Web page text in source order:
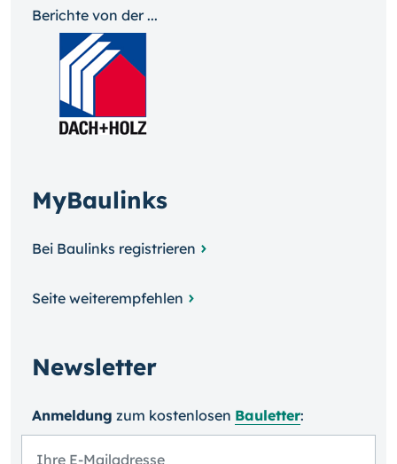
Berichte von der ...
MyBaulinks
Bei Baulinks registrieren
Seite weiterempfehlen
Newsletter
Anmeldung zum kosten­losen Bauletter: